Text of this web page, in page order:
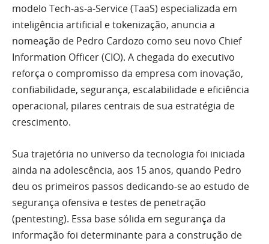
modelo Tech-as-a-Service (TaaS) especializada em
inteligência artificial e tokenização, anuncia a
nomeação de Pedro Cardozo como seu novo Chief
Information Officer (CIO). A chegada do executivo
reforça o compromisso da empresa com inovação,
confiabilidade, segurança, escalabilidade e eficiência
operacional, pilares centrais de sua estratégia de
crescimento.
Sua trajetória no universo da tecnologia foi iniciada
ainda na adolescência, aos 15 anos, quando Pedro
deu os primeiros passos dedicando-se ao estudo de
segurança ofensiva e testes de penetração
(pentesting). Essa base sólida em segurança da
informação foi determinante para a construção de